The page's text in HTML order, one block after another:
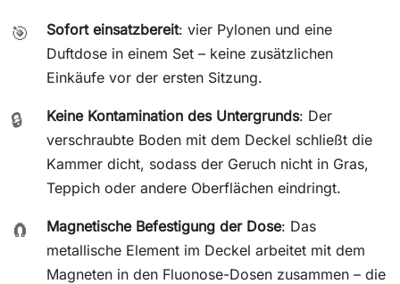
🎯 Sofort einsatzbereit: vier Pylonen und eine
Duftdose in einem Set – keine zusätzlichen
Einkäufe vor der ersten Sitzung.
🔒 Keine Kontamination des Untergrunds: Der
verschraubte Boden mit dem Deckel schließt die
Kammer dicht, sodass der Geruch nicht in Gras,
Teppich oder andere Oberflächen eindringt.
🧲 Magnetische Befestigung der Dose: Das
metallische Element im Deckel arbeitet mit dem
Magneten in den Fluonose-Dosen zusammen – die